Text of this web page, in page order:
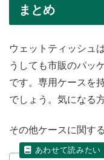
まとめ
ウェットティッシュ
うしても市販のパッ
です。専用ケースを
でしょう。気になる
その他ケースに関す